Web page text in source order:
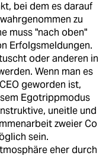
bei dem es darauf
zu
muss "nach oben"
Erfolgsmeldungen.
oder anderen in
Wenn man es
geworden ist,
Egotrippmodus
uneitle und
zweier Co
sein.
eher durch